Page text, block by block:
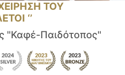
ΤΟΥ
‘’
"Καφέ-Παιδότοπος"